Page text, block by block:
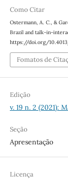
Como Citar
Ostermann, A. C., &
Brazil and talk-in-
https://doi.org/
Fomatos de
Edição
v. 19 n. 2 (2021):
Seção
Apresentação
Licença